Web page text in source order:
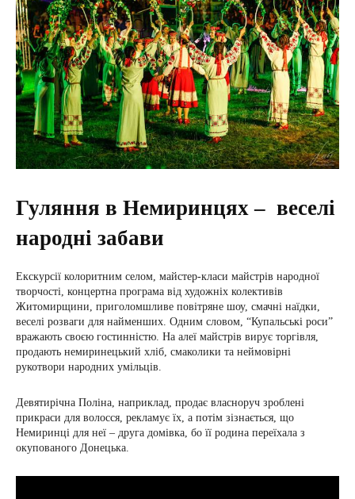
Гуляння в Немиринцях – веселі
народні забави
Екскурсії колоритним селом, майстер-класи майстрів народної
творчості, концертна програма від художніх колективів
Житомирщини, приголомшливе повітряне шоу, смачні наїдки,
веселі розваги для найменших. Одним словом, “Купальські роси”
вражають своєю гостинністю. На алеї майстрів вирує торгівля,
продають немиринецький хліб, смаколики та неймовірні
рукотвори народних умільців.
Девятирічна Поліна, наприклад, продає власноруч зроблені
прикраси для волосся, рекламує їх, а потім зізнається, що
Немиринці для неї – друга домівка, бо її родина переїхала з
окупованого Донецька.